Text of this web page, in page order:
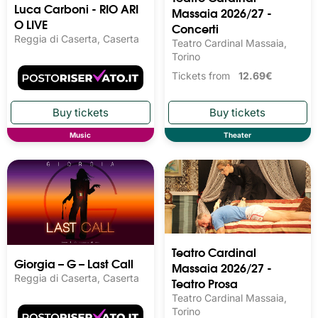
Luca Carboni - RIO ARI
O LIVE
Reggia di Caserta, Caserta
Music
Massaia 2026/27 -
Concerti
Teatro Cardinal Massaia,
Torino
Tickets from 12.69€
Theater
Giorgia – G – Last Call
Reggia di Caserta, Caserta
Teatro Cardinal
Massaia 2026/27 -
Teatro Prosa
Teatro Cardinal Massaia,
Torino